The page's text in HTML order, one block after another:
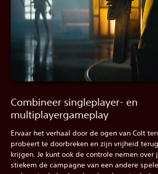
Combineer singleplayer- en
multiplayergameplay
Ervaar het verhaal door de ogen van Colt
probeert te doorbreken en zijn vrijheid
krijgen. Je kunt ook de controle nemen over
stiekem de campagne van een andere